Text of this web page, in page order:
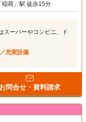
荷」駅 徒歩15分
スーパーやコンビニ、ド
充実設備
お問合せ・資料請求